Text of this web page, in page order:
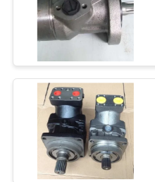
SHOW
ÜBER
FABRIK-
AUSFLUG